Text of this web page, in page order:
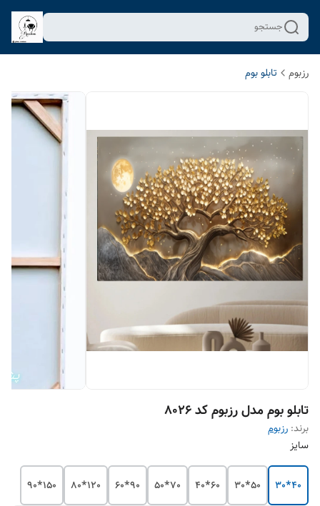
جستجو
رزبوم تابلو بوم
تابلو بوم مدل رزبوم کد 8026
برند: رزبوم
سایز
40*30
50*30
60*40
70*50
90*60
120*80
150*90